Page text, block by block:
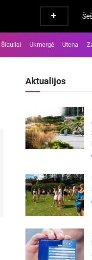
Šiauliai Ukmergė Utena
Aktualijos